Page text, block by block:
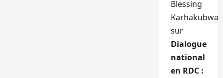
Blessing
Karhakubwa
sur
Dialogue
national
en RDC :